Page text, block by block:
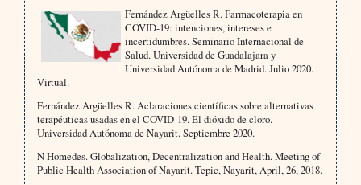
Fernández Argüelles R. Farmacoterapia en
COVID-19: intenciones, intereses e
incertidumbres. Seminario Internacional de
Salud. Universidad de Guadalajara y
Universidad Autónoma de Madrid. Julio 2020.
Virtual.
Fernández Argüelles R. Aclaraciones científicas sobre alternativas
terapéuticas usadas en el COVID-19. El dióxido de cloro.
Universidad Autónoma de Nayarit. Septiembre 2020.
N Homedes. Globalization, Decentralization and Health. Meeting of
Public Health Association of Nayarit. Tepic, Nayarit, April, 26, 2018.